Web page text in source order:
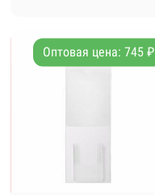
Оптовая цена: 745 ₽